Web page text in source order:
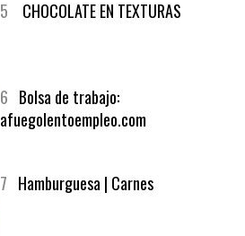
6Bolsa de trabajo: